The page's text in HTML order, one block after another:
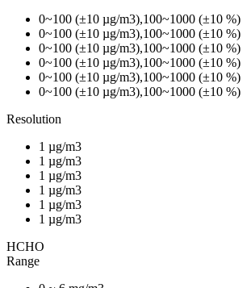
0~100 (±10 µg/m3),100~1000 (±10 %)
0~100 (±10 µg/m3),100~1000 (±10 %)
0~100 (±10 µg/m3),100~1000 (±10 %)
0~100 (±10 µg/m3),100~1000 (±10 %)
0~100 (±10 µg/m3),100~1000 (±10 %)
0~100 (±10 µg/m3),100~1000 (±10 %)
Resolution
1 µg/m3
1 µg/m3
1 µg/m3
1 µg/m3
1 µg/m3
1 µg/m3
HCHO
Range